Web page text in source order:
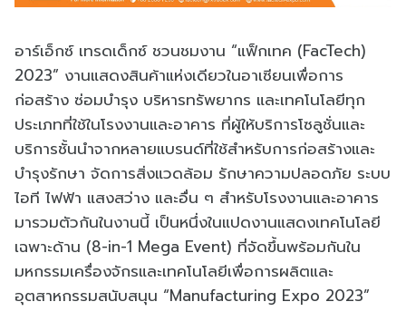
อาร์เอ็กซ์ เทรดเด็กซ์ ชวนชมงาน “แฟ็กเทค (FacTech)
2023” งานแสดงสินค้าแห่งเดียวในอาเซียนเพื่อการ
ก่อสร้าง ซ่อมบำรุง บริหารทรัพยากร และเทคโนโลยีทุก
ประเภทที่ใช้ในโรงงานและอาคาร ที่ผู้ให้บริการโซลูชั่นและ
บริการชั้นนำจากหลายแบรนด์ที่ใช้สำหรับการก่อสร้างและ
บำรุงรักษา จัดการสิ่งแวดล้อม รักษาความปลอดภัย ระบบ
ไอที ไฟฟ้า แสงสว่าง และอื่น ๆ สำหรับโรงงานและอาคาร
มารวมตัวกันในงานนี้ เป็นหนึ่งในแปดงานแสดงเทคโนโลยี
เฉพาะด้าน (8-in-1 Mega Event) ที่จัดขึ้นพร้อมกันใน
มหกรรมเครื่องจักรและเทคโนโลยีเพื่อการผลิตและ
อุตสาหกรรมสนับสนุน “Manufacturing Expo 2023”